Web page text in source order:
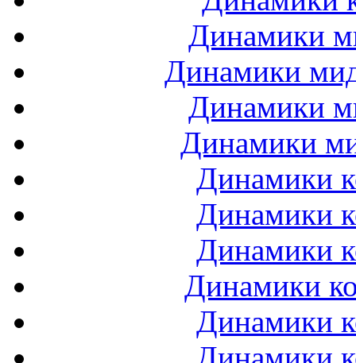
Динамики
Динамики
Динамики
Динамики
Динамики
Динамики
Динамики
Динамики
Динамики